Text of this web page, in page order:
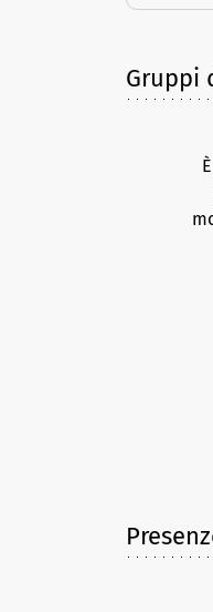
Gruppi